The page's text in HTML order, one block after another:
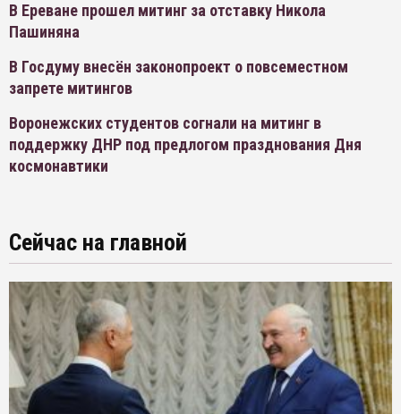
В Ереване прошел митинг за отставку Никола
Пашиняна
В Госдуму внесён законопроект о повсеместном
запрете митингов
Воронежских студентов согнали на митинг в
поддержку ДНР под предлогом празднования Дня
космонавтики
Сейчас на главной